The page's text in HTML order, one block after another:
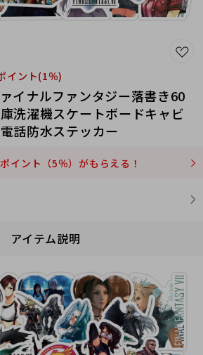
イント(1％)
イナルファンタジー落書き60
洗濯機スケートボードキャビ
話防水ステッカー
イント（5％）がもらえる！
アイテム説明